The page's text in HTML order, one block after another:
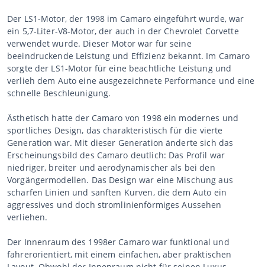
Der LS1-Motor, der 1998 im Camaro eingeführt wurde, war
ein 5,7-Liter-V8-Motor, der auch in der Chevrolet Corvette
verwendet wurde. Dieser Motor war für seine
beeindruckende Leistung und Effizienz bekannt. Im Camaro
sorgte der LS1-Motor für eine beachtliche Leistung und
verlieh dem Auto eine ausgezeichnete Performance und eine
schnelle Beschleunigung.
Ästhetisch hatte der Camaro von 1998 ein modernes und
sportliches Design, das charakteristisch für die vierte
Generation war. Mit dieser Generation änderte sich das
Erscheinungsbild des Camaro deutlich: Das Profil war
niedriger, breiter und aerodynamischer als bei den
Vorgängermodellen. Das Design war eine Mischung aus
scharfen Linien und sanften Kurven, die dem Auto ein
aggressives und doch stromlinienförmiges Aussehen
verliehen.
Der Innenraum des 1998er Camaro war funktional und
fahrerorientiert, mit einem einfachen, aber praktischen